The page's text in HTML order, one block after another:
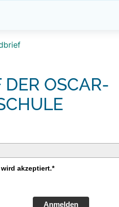
DER OSCAR-
wird akzeptiert.*
Anmelden